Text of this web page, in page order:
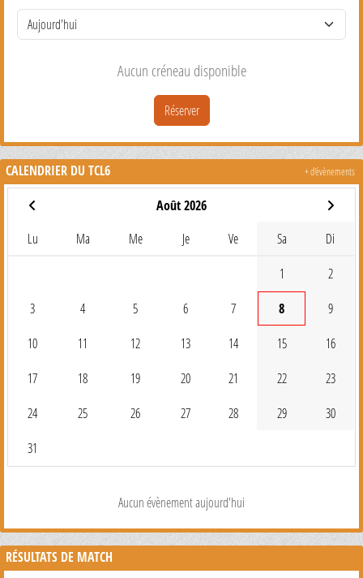
Aucun créneau disponible
Réserver
CALENDRIER DU TCL6
Août 2026
Lu Ma Me Je Ve Sa Di
1 2
3 4 5 6 7 8 9
10 11 12 13 14 15 16
17 18 19 20 21 22 23
24 25 26 27 28 29 30
31
Aucun évènement aujourd'hui
+ d'évènements
RÉSULTATS DE MATCH